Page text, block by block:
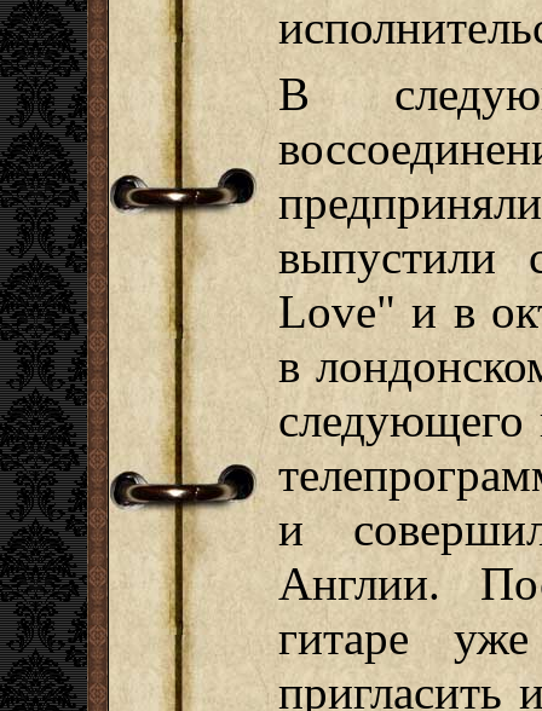
В
Love" и в
в
следующего
и
Англии.
гитаре
пригласить